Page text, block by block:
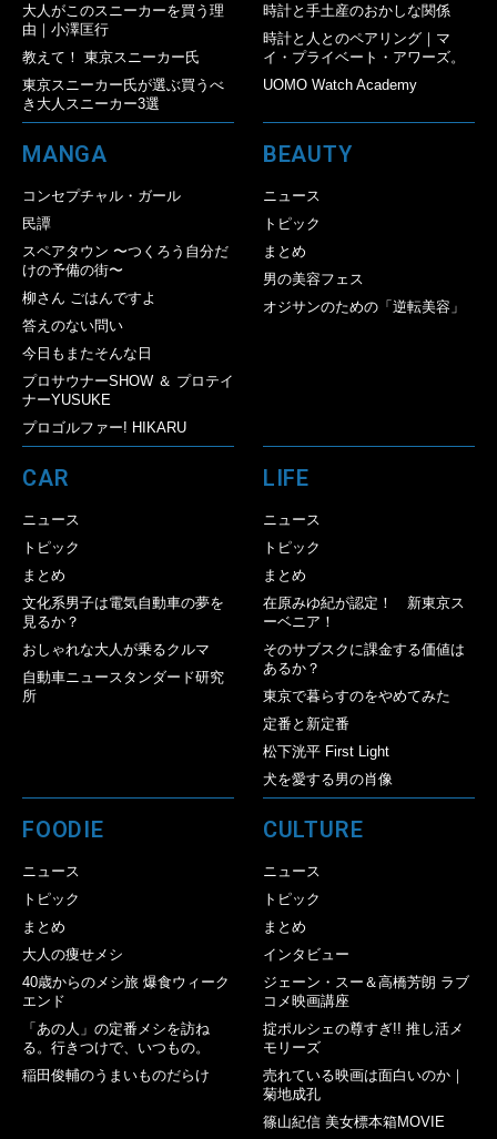
大人がこのスニーカーを買う理
由｜小澤匡行
教えて！ 東京スニーカー氏
東京スニーカー氏が選ぶ買うべ
き大人スニーカー3選
時計と手土産のおかしな関係
時計と人とのペアリング｜マ
イ・プライベート・アワーズ。
UOMO Watch Academy
MANGA
コンセプチャル・ガール
民譚
スペアタウン 〜つくろう自分だ
けの予備の街〜
柳さん ごはんですよ
答えのない問い
今日もまたそんな日
プロサウナーSHOW ＆ プロテイ
ナーYUSUKE
プロゴルファー! HIKARU
BEAUTY
ニュース
トピック
まとめ
男の美容フェス
オジサンのための「逆転美容」
CAR
ニュース
トピック
まとめ
文化系男子は電気自動車の夢を
見るか？
おしゃれな大人が乗るクルマ
自動車ニュースタンダード研究
所
LIFE
ニュース
トピック
まとめ
在原みゆ紀が認定！ 新東京ス
ーベニア！
そのサブスクに課金する価値は
あるか？
東京で暮らすのをやめてみた
定番と新定番
松下洸平 First Light
犬を愛する男の肖像
FOODIE
ニュース
トピック
まとめ
大人の痩せメシ
40歳からのメシ旅 爆食ウィーク
エンド
「あの人」の定番メシを訪ね
る。行きつけで、いつもの。
稲田俊輔のうまいものだらけ
CULTURE
ニュース
トピック
まとめ
インタビュー
ジェーン・スー＆高橋芳朗 ラブ
コメ映画講座
掟ポルシェの尊すぎ!! 推し活メ
モリーズ
売れている映画は面白いのか｜
菊地成孔
篠山紀信 美女標本箱MOVIE